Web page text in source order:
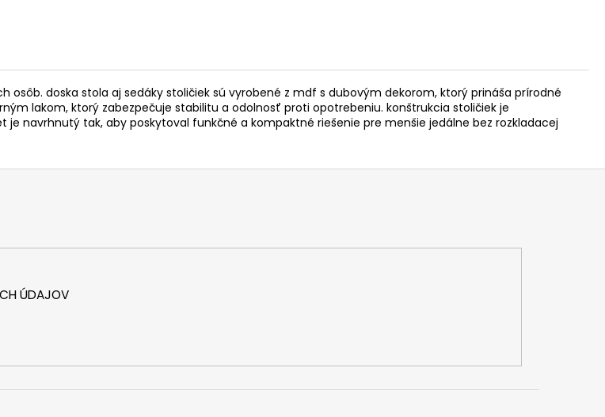
doska stola aj sedáky stoličiek sú vyrobené z mdf s dubovým dekorom, ktorý prináša prírodné
lakom, ktorý zabezpečuje stabilitu a odolnosť proti opotrebeniu. konštrukcia stoličiek je
navrhnutý tak, aby poskytoval funkčné a kompaktné riešenie pre menšie jedálne bez rozkladacej
ÚDAJOV